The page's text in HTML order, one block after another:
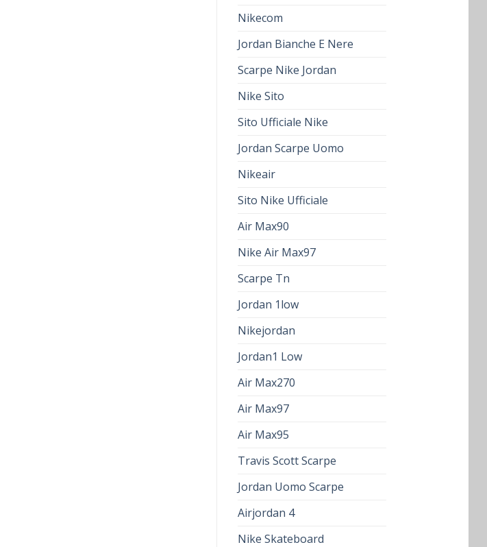
Nikecom
Jordan Bianche E Nere
Scarpe Nike Jordan
Nike Sito
Sito Ufficiale Nike
Jordan Scarpe Uomo
Nikeair
Sito Nike Ufficiale
Air Max90
Nike Air Max97
Scarpe Tn
Jordan 1low
Nikejordan
Jordan1 Low
Air Max270
Air Max97
Air Max95
Travis Scott Scarpe
Jordan Uomo Scarpe
Airjordan 4
Nike Skateboard